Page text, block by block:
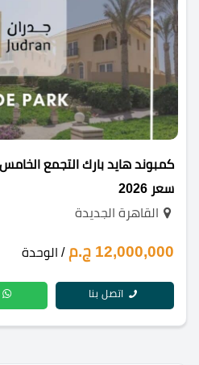
سعر 2026
القاهرة الجديدة
12,000,000 ج.م / الوحدة
اتصل بنا